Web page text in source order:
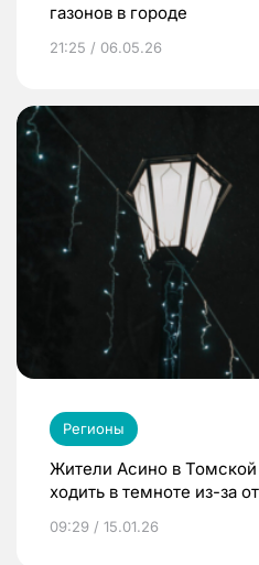
газонов в городе
21:25 / 06.05.26
Регионы
Жители Асино в
ходить в темноте из-за
09:29 / 15.01.26